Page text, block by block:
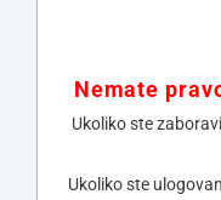
Nemate
Ukoliko ste
Ukoliko ste